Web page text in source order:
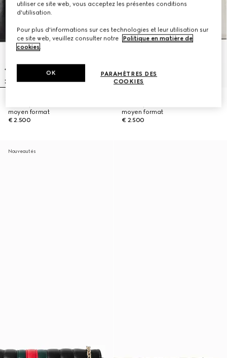
moyen format
€ 2.500
moyen format
€ 2.500
Nouveautés
utiliser ce site web, vous acceptez les présentes conditions
d'utilisation.
Pour plus d'informations sur ces technologies et leur utilisation sur
ce site web, veuillez consulter notre
Politique en matière de
cookies.
PARAMÈTRES DES
COOKIES
OK